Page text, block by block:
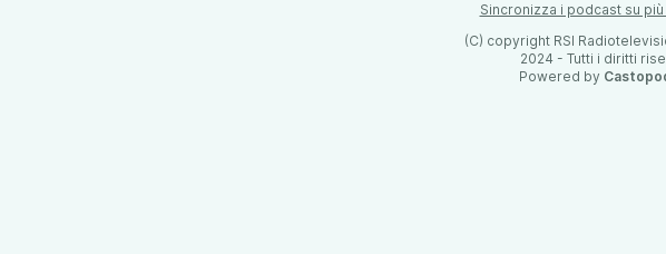
Sincronizza i podcast su
(C) copyright RSI
2024 - Tutti i diritti
Powered by